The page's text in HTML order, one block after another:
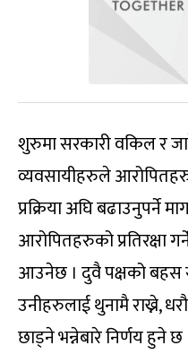
शुरुमा सरकारी वकिल र
व्यवसायीहरुले
प्रक्रिया अघि बढाउनुपर्ने
आरोपितहरुको प्रतिरक्षा
आउनेछ । दुवै पक्षको बहस
उनीहरुलाई थुनामै राख्ने,
छाड्ने भन्नेबारे निर्णय हुने छ